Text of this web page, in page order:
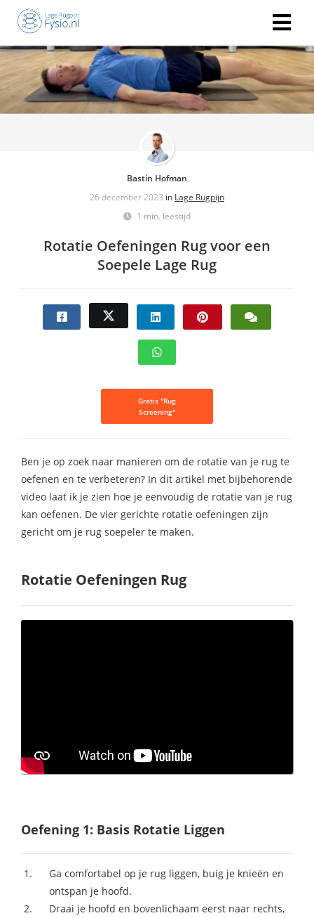
Bastin Hofman
26 december 2023 in Lage Rugpijn
1 min. leestijd
Rotatie Oefeningen Rug voor een
Soepele Lage Rug
Gratis "Rug
Screening"
Ben je op zoek naar manieren om de rotatie van je rug te
oefenen en te verbeteren? In dit artikel met bijbehorende
video laat ik je zien hoe je eenvoudig de rotatie van je rug
kan oefenen. De vier gerichte rotatie oefeningen zijn
gericht om je rug soepeler te maken.
Rotatie Oefeningen Rug
Oefening 1: Basis Rotatie Liggen
Ga comfortabel op je rug liggen, buig je knieën en
ontspan je hoofd.
Draai je hoofd en bovenlichaam eerst naar rechts,